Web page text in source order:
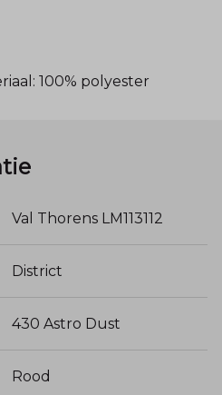
100% polyester
Val Thorens LM113112
District
430 Astro Dust
Rood